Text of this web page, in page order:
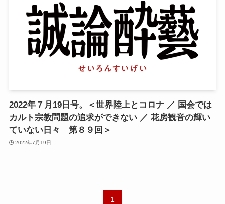
2022年７月19日号。＜世界陸上とコロナ ／ 国会では
カルト宗教問題の追求ができない ／ 花房観音の輝い
ていない日々 第８９回＞
2022年7月19日
1